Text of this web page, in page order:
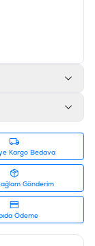
morina
klorür.
nem içeriği
Kargo Bedava
Gönderim
Ödeme